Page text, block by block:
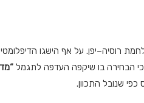
רוסיה–יפן. על אף הישגו
הבחירה בו שיקפה העדפה לתגמל
שנובל התכוון.